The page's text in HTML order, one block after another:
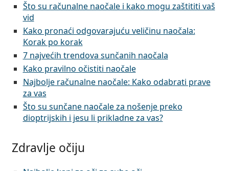
Što su računalne naočale i kako mogu zaštititi vaš
vid
Kako pronaći odgovarajuću veličinu naočala:
Korak po korak
7 najvećih trendova sunčanih naočala
Kako pravilno očistiti naočale
Najbolje računalne naočale: Kako odabrati prave
za vas
Što su sunčane naočale za nošenje preko
dioptrijskih i jesu li prikladne za vas?
Zdravlje očiju